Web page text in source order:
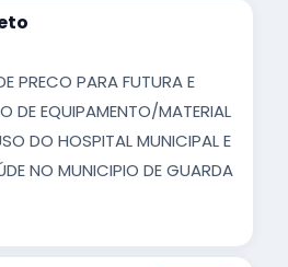
PRECO PARA FUTURA E
DE EQUIPAMENTO/MATERIAL
DO HOSPITAL MUNICIPAL E
NO MUNICIPIO DE GUARDA